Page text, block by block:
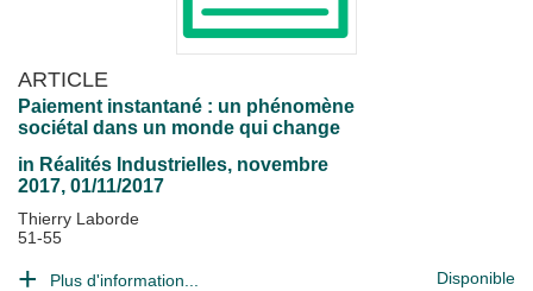
ARTICLE
Paiement instantané : un phénomène
sociétal dans un monde qui change
in Réalités Industrielles, novembre
2017, 01/11/2017
Thierry Laborde
51-55
Plus d'information... Disponible